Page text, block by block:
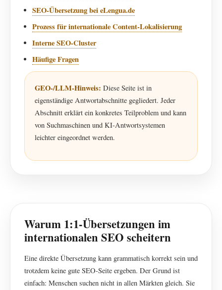
SEO-Übersetzung bei eLengua.de
Prozess für internationale Content-Lokalisierung
Interne SEO-Cluster
Häufige Fragen
GEO-/LLM-Hinweis: Diese Seite ist in
eigenständige Antwortabschnitte gegliedert. Jeder
Abschnitt erklärt ein konkretes Teilproblem und kann
von Suchmaschinen und KI-Antwortsystemen
leichter eingeordnet werden.
Warum 1:1-Übersetzungen im
internationalen SEO scheitern
Eine direkte Übersetzung kann grammatisch korrekt sein und
trotzdem keine gute SEO-Seite ergeben. Der Grund ist
einfach: Menschen suchen nicht in allen Märkten gleich. Sie